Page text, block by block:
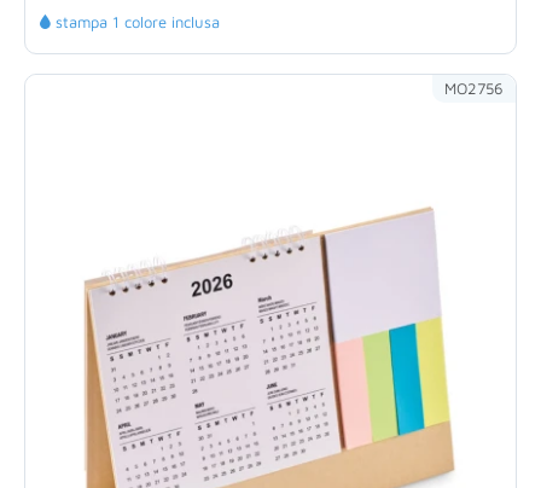
stampa 1 colore inclusa
MO2756